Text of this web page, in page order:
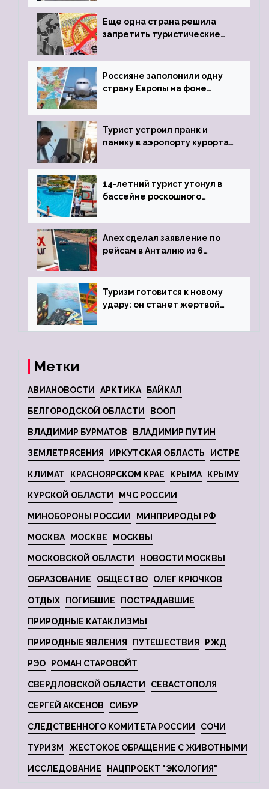
пистолета
Еще одна страна решила
запретить туристические
Россияне заполонили одну
страну Европы на фоне
виз
Турист устроил пранк и
панику в аэропорту курорта,
задержке рейса
14-летний турист утонул в
бассейне роскошного
Anex сделал заявление по
рейсам в Анталию из 6
Туризм готовится к новому
удару: он станет жертвой
Метки
АВИАНОВОСТИ АРКТИКА БАЙКАЛ
БЕЛГОРОДСКОЙ ОБЛАСТИ ВООП
ВЛАДИМИР БУРМАТОВ ВЛАДИМИР ПУТИН
ЗЕМЛЕТРЯСЕНИЯ ИРКУТСКАЯ ОБЛАСТЬ ИСТРЕ
КЛИМАТ КРАСНОЯРСКОМ КРАЕ КРЫМА КРЫМУ
КУРСКОЙ ОБЛАСТИ МЧС РОССИИ
МИНОБОРОНЫ РОССИИ МИНПРИРОДЫ РФ
МОСКВА МОСКВЕ МОСКВЫ
МОСКОВСКОЙ ОБЛАСТИ НОВОСТИ МОСКВЫ
ОБРАЗОВАНИЕ ОБЩЕСТВО ОЛЕГ КРЮЧКОВ
ОТДЫХ ПОГИБШИЕ ПОСТРАДАВШИЕ
ПРИРОДНЫЕ КАТАКЛИЗМЫ
ПРИРОДНЫЕ ЯВЛЕНИЯ ПУТЕШЕСТВИЯ РЖД
РЭО РОМАН СТАРОВОЙТ
СВЕРДЛОВСКОЙ ОБЛАСТИ СЕВАСТОПОЛЯ
СЕРГЕЙ АКСЕНОВ СИБУР
СЛЕДСТВЕННОГО КОМИТЕТА РОССИИ СОЧИ
ТУРИЗМ ЖЕСТОКОЕ ОБРАЩЕНИЕ С ЖИВОТНЫМИ
ИССЛЕДОВАНИЕ НАЦПРОЕКТ "ЭКОЛОГИЯ"